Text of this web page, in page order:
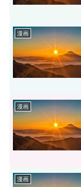
漫画
漫画
漫画